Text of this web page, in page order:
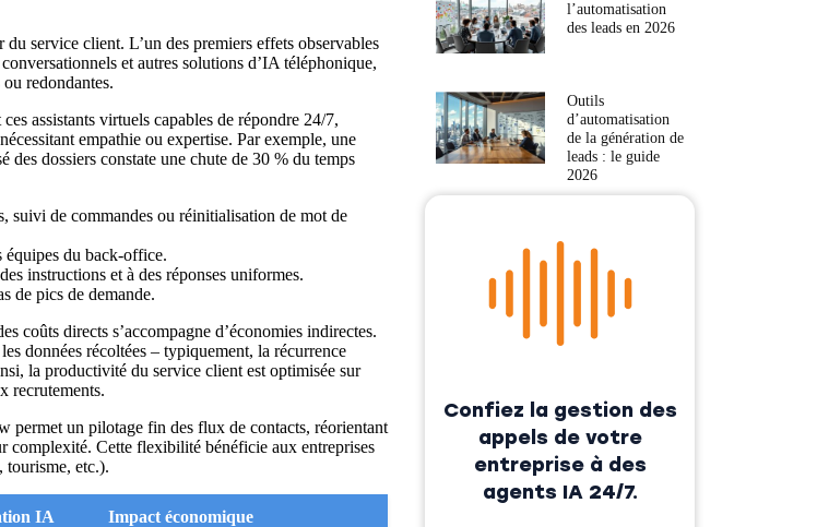
service client. L’un des premiers effets observables
et autres solutions d’IA téléphonique,
redondantes.
assistants virtuels capables de répondre 24/7,
empathie ou expertise. Par exemple, une
des dossiers constate une chute de 30 % du temps
suivi de commandes ou réinitialisation de mot de
équipes du back-office.
instructions et à des réponses uniformes.
de pics de demande.
coûts directs s’accompagne d’économies indirectes.
données récoltées – typiquement, la récurrence
la productivité du service client est optimisée sur
recrutements.
permet un pilotage fin des flux de contacts, réorientant
complexité. Cette flexibilité bénéficie aux entreprises
tourisme, etc.).
IA Impact économique
l’automatisation
des leads en 2026
Outils
d’automatisation
de la génération de
leads : le guide
2026
Confiez la gestion des
appels de votre
entreprise à des
agents IA 24/7.